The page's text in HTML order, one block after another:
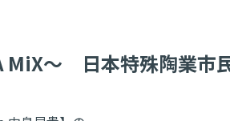
〜 日本特殊陶業市